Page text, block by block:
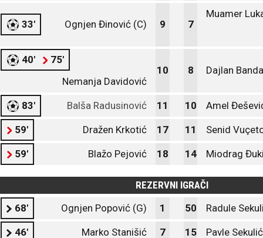
33' Ognjen Đinović (C) 9 7
Muamer
40'
75'
Nemanja Davidović
10 8 Dajlan Banda
83' Balša Radusinović 11 10 Amel
59' Dražen Krkotić 17 11 Senid
59' Blažo Pejović 18 14 Miodrag
REZERVNI IGRAČI
68'
Ognjen Popović (G) 1 50 Radule
46' Marko Stanišić 7 15 Pavle Sekulić